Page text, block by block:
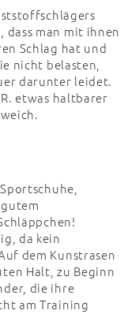
dass man mit ihnen
Schlag hat und
nicht belasten,
darunter leidet.
etwas haltbarer
da kein
dem Kunstrasen
Halt, zu Beginn
die ihre
am Training